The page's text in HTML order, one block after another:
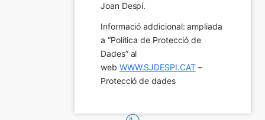
Joan Despí.
Informació addicional: ampliada
a “Política de Protecció de
Dades” al
web WWW.SJDESPI.CAT –
Protecció de dades